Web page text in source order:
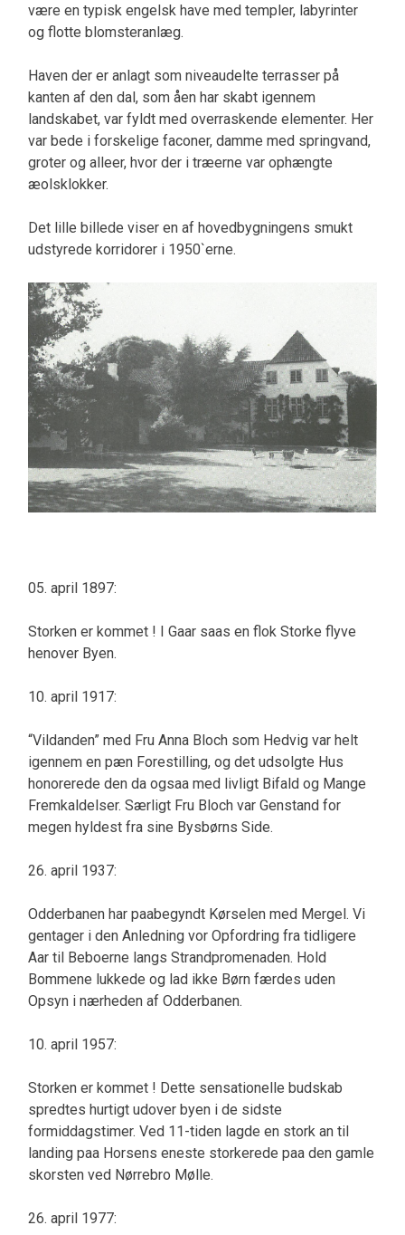
være en typisk engelsk have med templer, labyrinter
og flotte blomsteranlæg.
Haven der er anlagt som niveaudelte terrasser på
kanten af den dal, som åen har skabt igennem
landskabet, var fyldt med overraskende elementer. Her
var bede i forskelige faconer, damme med springvand,
groter og alleer, hvor der i træerne var ophængte
æolsklokker.
Det lille billede viser en af hovedbygningens smukt
udstyrede korridorer i 1950`erne.
05. april 1897:
Storken er kommet ! I Gaar saas en flok Storke flyve
henover Byen.
10. april 1917:
“Vildanden” med Fru Anna Bloch som Hedvig var helt
igennem en pæn Forestilling, og det udsolgte Hus
honorerede den da ogsaa med livligt Bifald og Mange
Fremkaldelser. Særligt Fru Bloch var Genstand for
megen hyldest fra sine Bysbørns Side.
26. april 1937:
Odderbanen har paabegyndt Kørselen med Mergel. Vi
gentager i den Anledning vor Opfordring fra tidligere
Aar til Beboerne langs Strandpromenaden. Hold
Bommene lukkede og lad ikke Børn færdes uden
Opsyn i nærheden af Odderbanen.
10. april 1957:
Storken er kommet ! Dette sensationelle budskab
spredtes hurtigt udover byen i de sidste
formiddagstimer. Ved 11-tiden lagde en stork an til
landing paa Horsens eneste storkerede paa den gamle
skorsten ved Nørrebro Mølle.
26. april 1977: